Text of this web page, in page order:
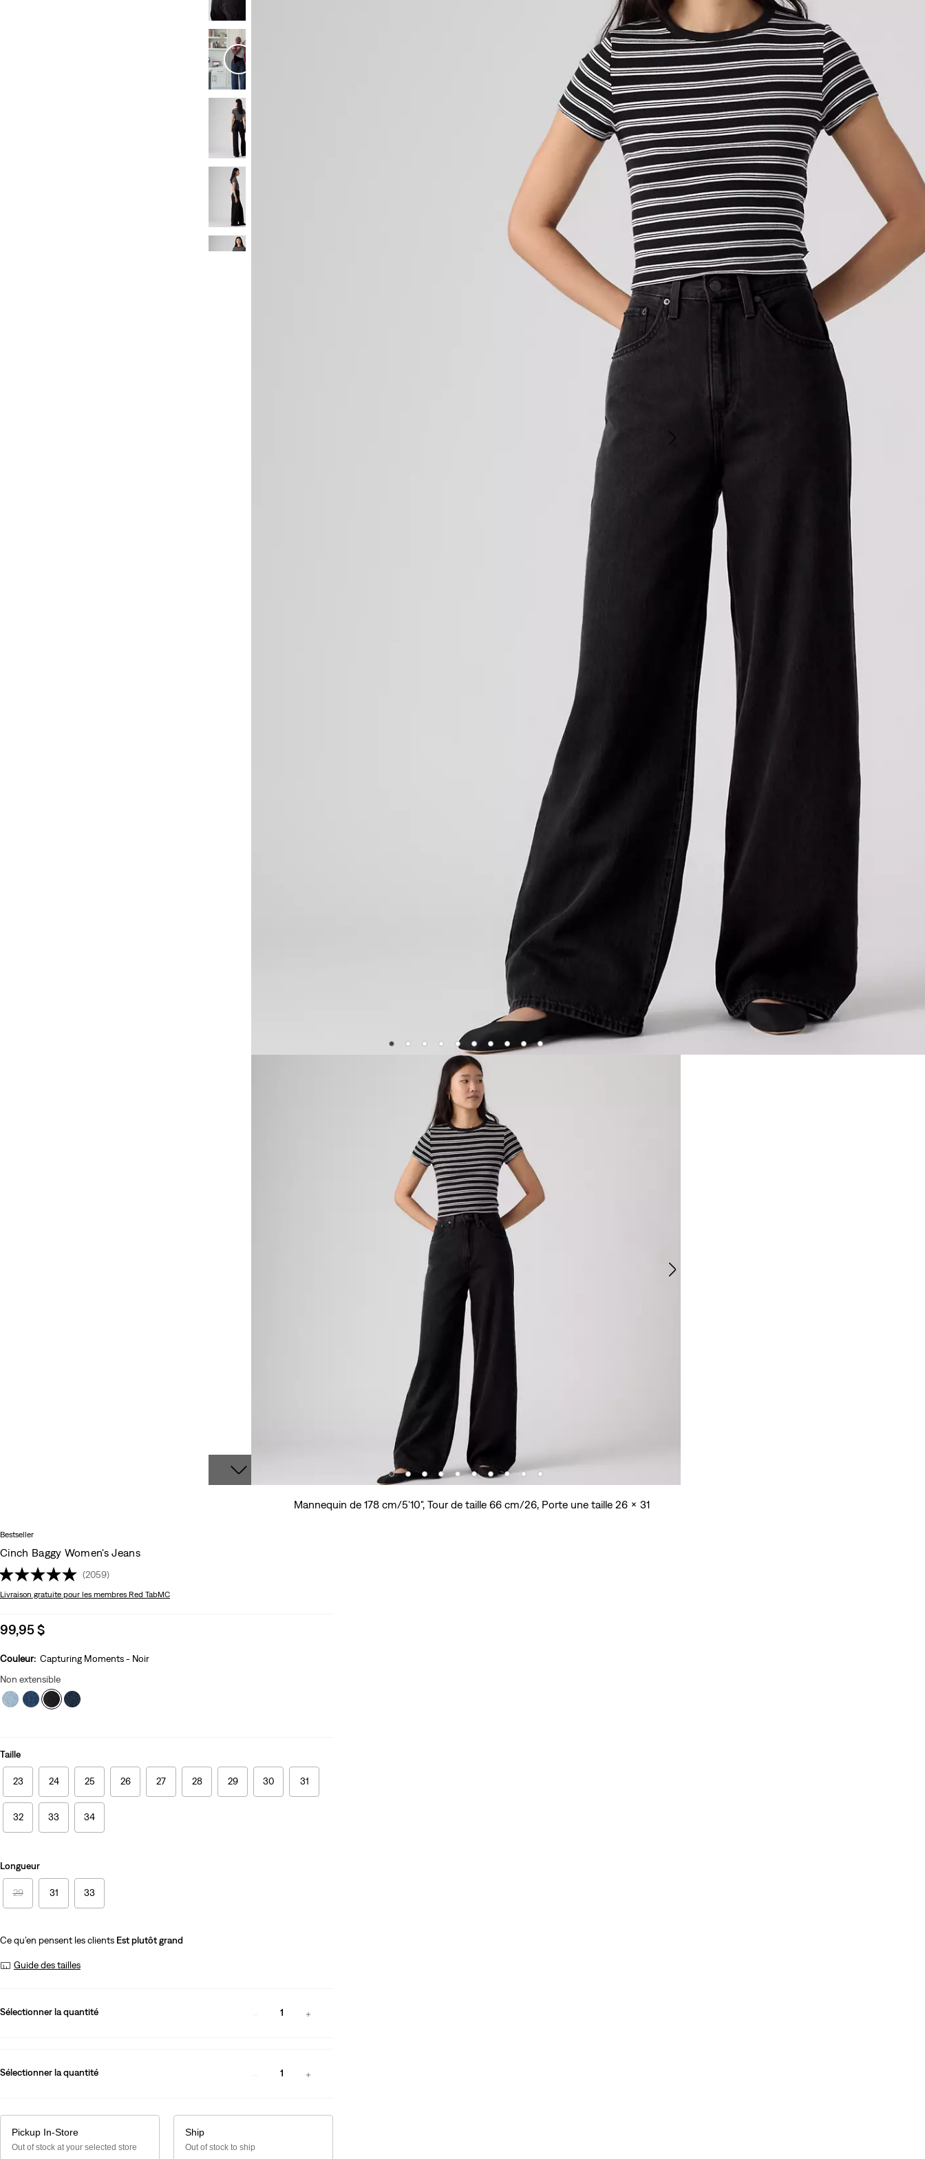
Mannequin de 178 cm/5'10", Tour de taille 66 cm/26, Porte une taille 26 x 31
Bestseller
Cinch Baggy Women's Jeans
(2059)
Livraison gratuite pour les membres Red TabMC
Sale
is
99,95 $
Couleur: Capturing Moments - Noir
Non extensible
Taille
23 24 25 26 27 28 29 30 31
32 33 34
Longueur
29 31 33
Ce qu’en pensent les clients Est plutôt grand
Guide des tailles
Sélectionner la quantité 1
Sélectionner la quantité 1
Pickup In-Store
Out of stock at your selected store
Ship
Out of stock to ship